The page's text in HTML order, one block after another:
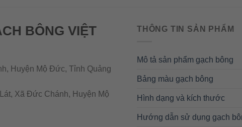
BÔNG VIỆT
Huyện Mộ Đức, Tỉnh Quảng
Xã Đức Chánh, Huyện Mộ
THÔNG TIN SẢN PHẨM
Mô tả sản phẩm gạch bông
Bảng màu gạch bông
Hình dạng và kích thước
Hướng dẫn sử dụng gạch